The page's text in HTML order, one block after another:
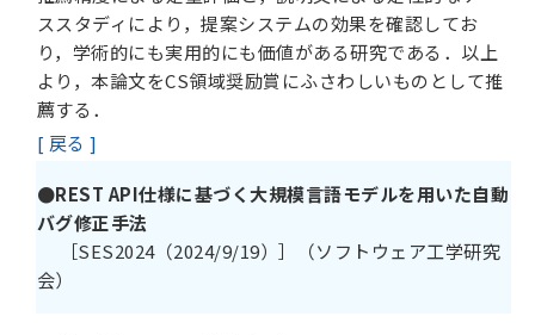
ススタディにより，提案システムの効果を確認してお
り，学術的にも実用的にも価値がある研究である．以上
より，本論文をCS領域奨励賞にふさわしいものとして推
薦する．
[ 戻る ]
●REST API仕様に基づく大規模言語モデルを用いた自動
バグ修正手法
［SES2024（2024/9/19）］（ソフトウェア工学研究
会）